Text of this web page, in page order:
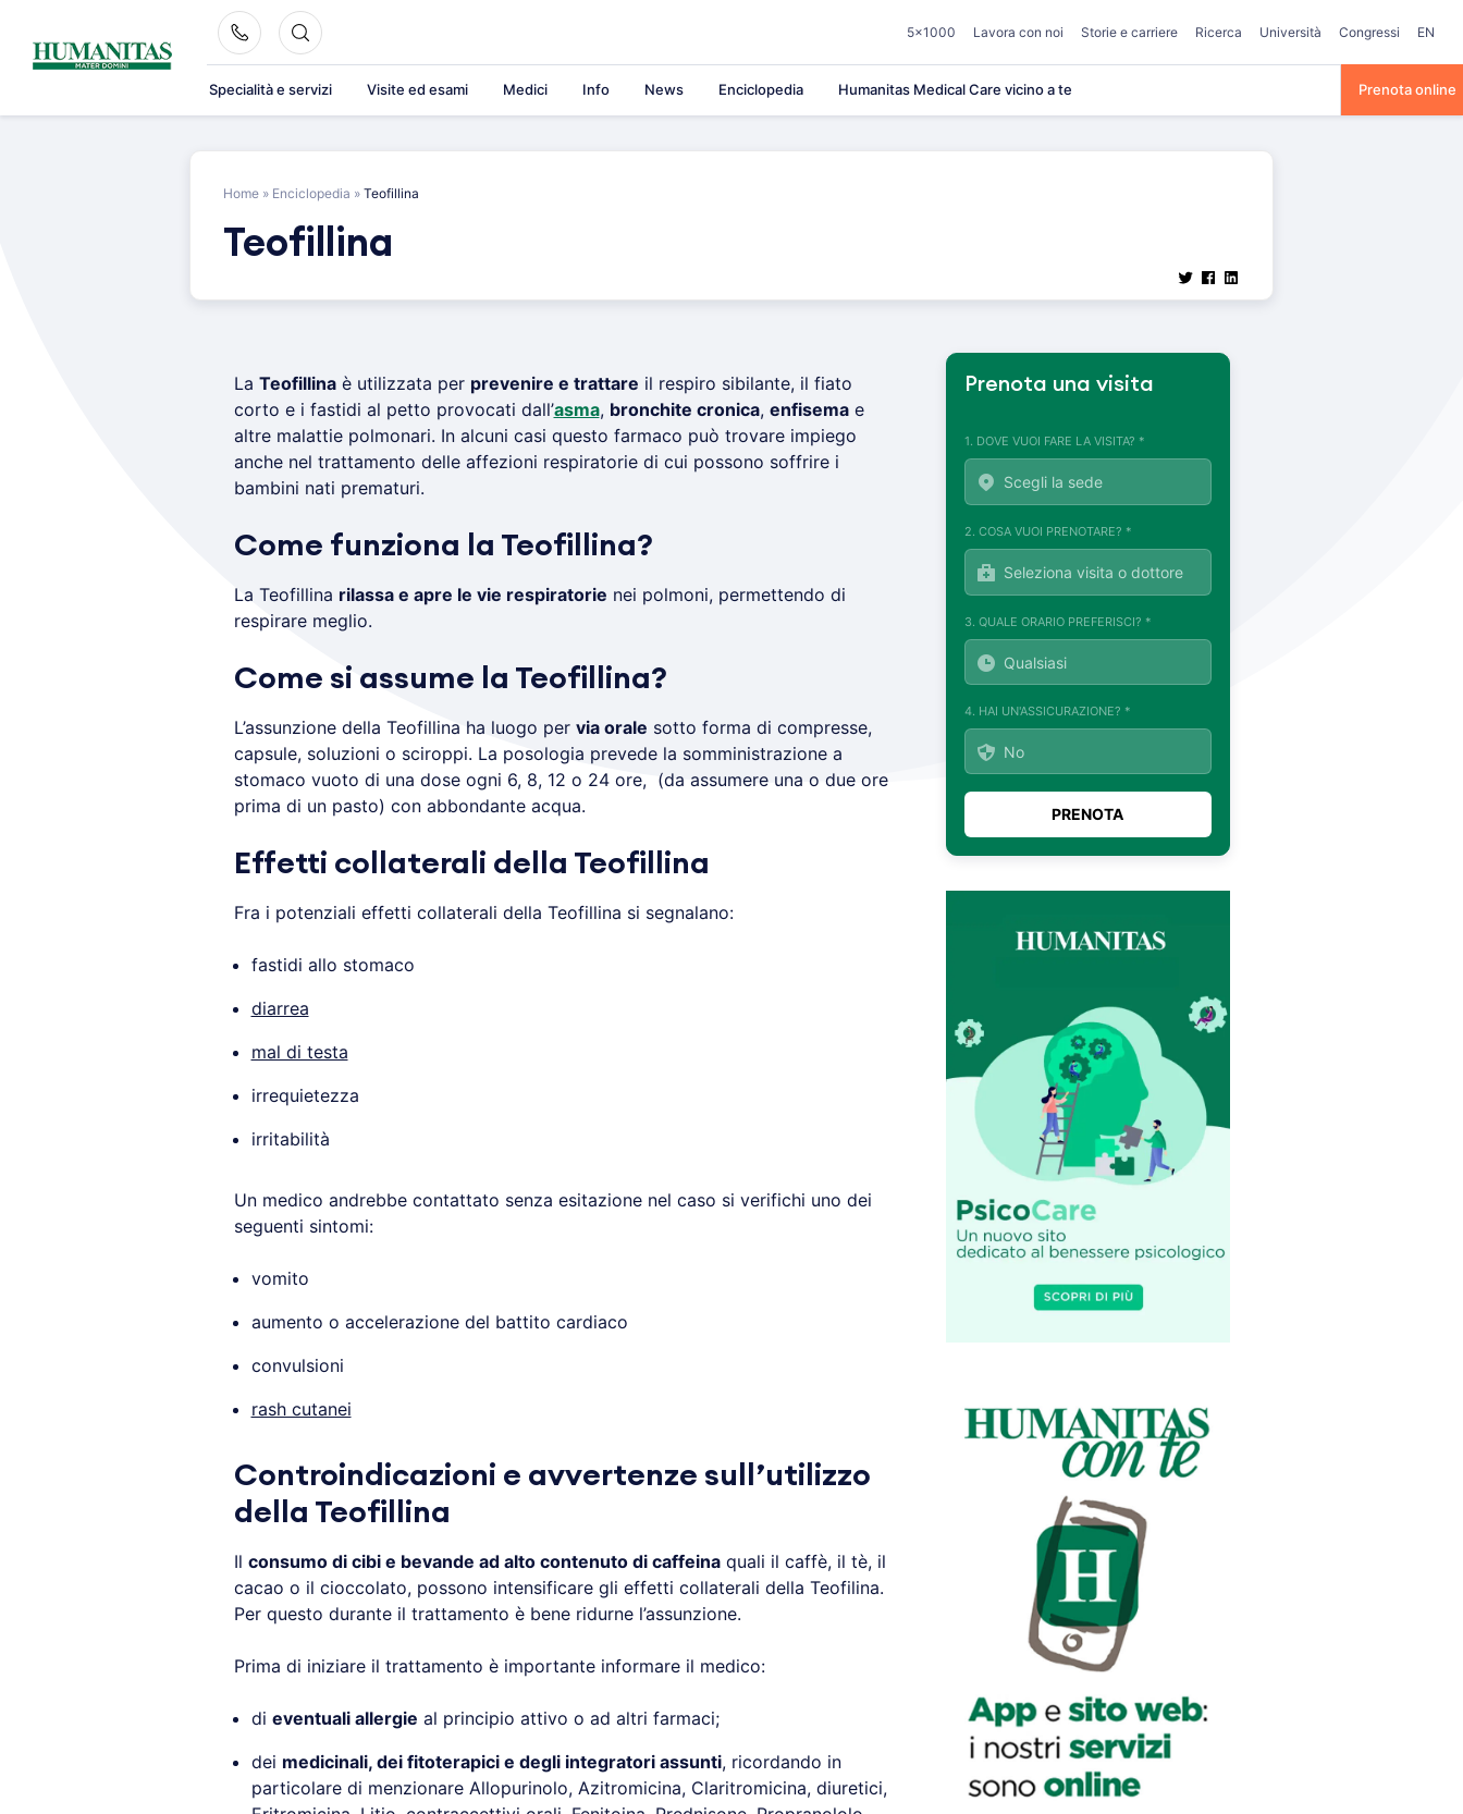
content
5×1000 Lavora con noi Storie e carriere Ricerca Università Congressi EN
Specialità e servizi Visite ed esami Medici Info News Enciclopedia Humanitas Medical Care vicino a te Prenota online
Home » Enciclopedia » Teofillina
Teofillina
La Teofillinaè utilizzata per prevenire e trattare il respiro sibilante, il fiato
corto e i fastidi al petto provocati dall’asma, bronchite cronica, enfisemae
altre malattie polmonari. In alcuni casi questo farmaco può trovare impiego
anche nel trattamento delle affezioni respiratorie di cui possono soffrire i
bambini nati prematuri.
Come funziona la Teofillina?
La Teofillina rilassa e apre le vie respiratorie nei polmoni, permettendo di
respirare meglio.
Come si assume la Teofillina?
L’assunzione della Teofillina ha luogo per via orale sotto forma di compresse,
capsule, soluzioni o sciroppi. La posologia prevede la somministrazione a
stomaco vuoto di una dose ogni 6, 8, 12 o 24 ore, (da assumere una o due ore
prima di un pasto) con abbondante acqua.
Effetti collaterali della Teofillina
Fra i potenziali effetti collaterali della Teofillina si segnalano:
fastidi allo stomaco
diarrea
mal di testa
irrequietezza
irritabilità
Un medico andrebbe contattato senza esitazione nel caso si verifichi uno dei
seguenti sintomi:
vomito
aumento o accelerazione del battito cardiaco
convulsioni
rash cutanei
Controindicazioni e avvertenze sull’utilizzo
della Teofillina
Il consumo di cibi e bevande ad alto contenuto di caffeinaquali il caffè, il tè, il
cacao o il cioccolato, possono intensificare gli effetti collaterali della Teofilina.
Per questo durante il trattamento è bene ridurne l’assunzione.
Prima di iniziare il trattamento è importante informare il medico:
di eventuali allergie al principio attivo o ad altri farmaci;
dei medicinali, dei fitoterapici e degli integratori assunti, ricordando in
particolare di menzionare Allopurinolo, Azitromicina, Claritromicina, diuretici,
Prenota una visita
1. DOVE VUOI FARE LA VISITA? *
2. COSA VUOI PRENOTARE? *
3. QUALE ORARIO PREFERISCI? *
4. HAI UN'ASSICURAZIONE? *